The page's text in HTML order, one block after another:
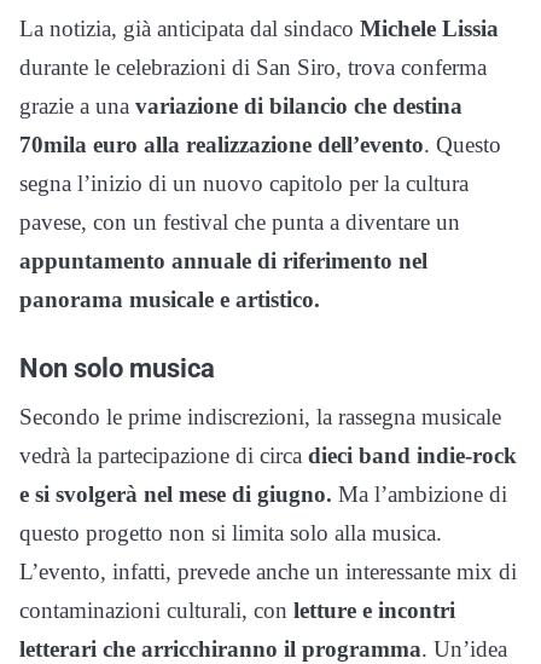
La notizia, già anticipata dal sindaco Michele Lissia
durante le celebrazioni di San Siro, trova conferma
grazie a una variazione di bilancio che destina
70mila euro alla realizzazione dell’evento. Questo
segna l’inizio di un nuovo capitolo per la cultura
pavese, con un festival che punta a diventare un
appuntamento annuale di riferimento nel
panorama musicale e artistico.
Non solo musica
Secondo le prime indiscrezioni, la rassegna musicale
vedrà la partecipazione di circa dieci band indie-rock
e si svolgerà nel mese di giugno. Ma l’ambizione di
questo progetto non si limita solo alla musica.
L’evento, infatti, prevede anche un interessante mix di
contaminazioni culturali, con letture e incontri
letterari che arricchiranno il programma. Un’idea